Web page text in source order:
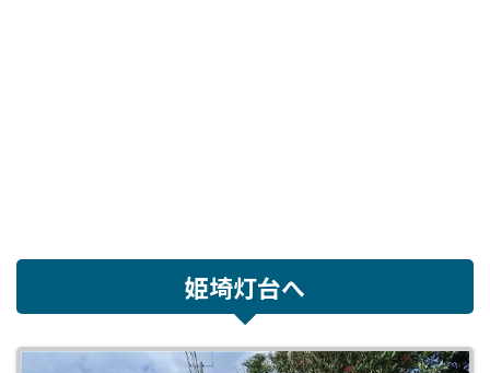
姫埼灯台へ